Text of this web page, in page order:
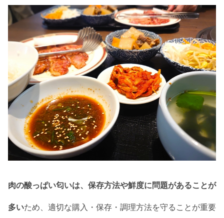
肉の酸っぱい匂いは、保存方法や鮮度に問題があることが
多いため、適切な購入・保存・調理方法を守ることが重要